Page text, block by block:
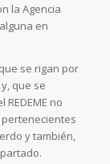
la Agencia
en
se rigan por
que se
no
y también,